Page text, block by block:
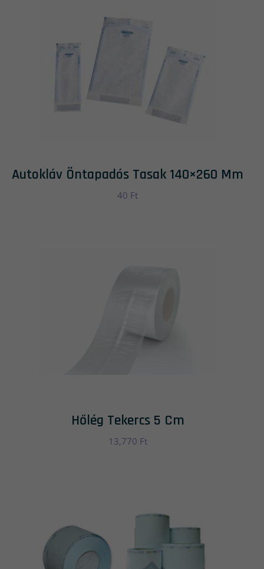
Autokláv Öntapadós Tasak 140×260 Mm
40 Ft
Hőlég Tekercs 5 Cm
13,770 Ft